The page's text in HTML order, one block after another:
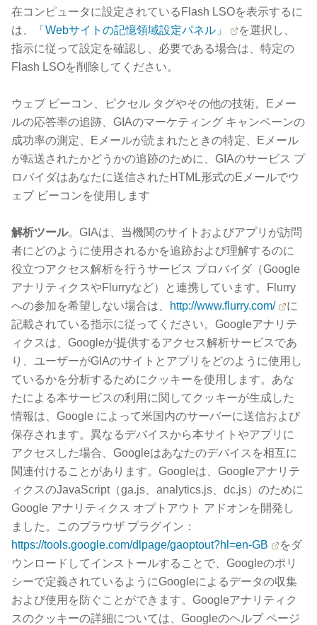
在コンピュータに設定されているFlash LSOを表示するに
は、
「Webサイトの記憶領域設定パネル」
を選択し、
指示に従って設定を確認し、必要である場合は、特定の
Flash LSOを削除してください。
ウェブ ビーコン、ピクセル タグやその他の技術。Eメー
ルの応答率の追跡、GIAのマーケティング キャンペーンの
成功率の測定、Eメールが読まれたときの特定、Eメール
が転送されたかどうかの追跡のために、GIAのサービス プ
ロバイダはあなたに送信されたHTML形式のEメールでウ
ェブ ビーコンを使用します
解析ツール。GIAは、当機関のサイトおよびアプリが訪問
者にどのように使用されるかを追跡および理解するのに
役立つアクセス解析を行うサービス プロバイダ（Google
アナリティクスやFlurryなど）と連携しています。Flurry
への参加を希望しない場合は、
http://www.flurry.com/
に
記載されている指示に従ってください。Googleアナリテ
ィクスは、Googleが提供するアクセス解析サービスであ
り、ユーザーがGIAのサイトとアプリをどのように使用し
ているかを分析するためにクッキーを使用します。あな
たによる本サービスの利用に関してクッキーが生成した
情報は、Google によって米国内のサーバーに送信および
保存されます。異なるデバイスから本サイトやアプリに
アクセスした場合、Googleはあなたのデバイスを相互に
関連付けることがあります。Googleは、Googleアナリテ
ィクスのJavaScript（ga.js、analytics.js、dc.js）のために
Google アナリティクス オプトアウト アドオンを開発し
ました。このブラウザ プラグイン：
https://tools.google.com/dlpage/gaoptout?hl=en-GB
をダ
ウンロードしてインストールすることで、Googleのポリ
シーで定義されているようにGoogleによるデータの収集
および使用を防ぐことができます。Googleアナリティク
スのクッキーの詳細については、Googleのヘルプ ページ